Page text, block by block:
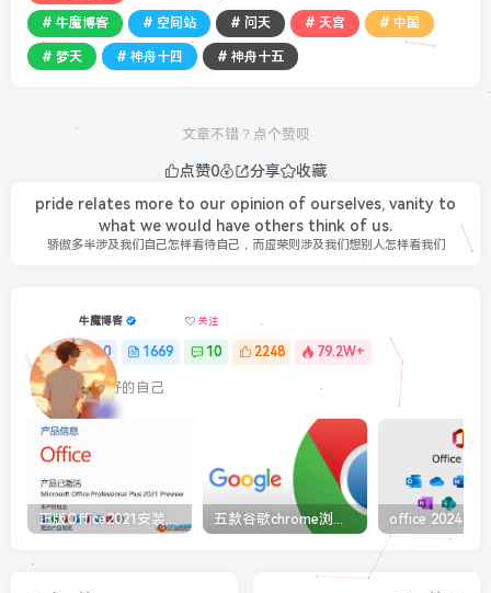
# 牛魔博客 # 空间站 # 问天 # 天宫 # 中国
# 梦天 # 神舟十四 # 神舟十五
文章不错？点个赞呗
点赞0 分享
收藏
pride relates more to our opinion of ourselves, vanity to
what we would have others think of us.
骄傲多半涉及我们自己怎样看待自己，而虚荣则涉及我们想别人怎样看我们
牛魔博客 关注
0 1669 10 2248 79.2W+
最最好的自己
五款谷歌chrome浏览器截图插件工具推荐